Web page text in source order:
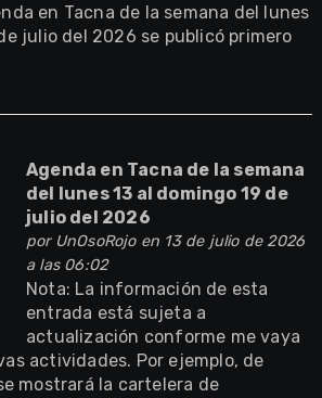
en Tacna de la semana del lunes
julio del 2026 se publicó primero
Agenda en Tacna de la semana
del lunes 13 al domingo 19 de
julio del 2026
por UnOsoRojoen 13 de julio de 2026
a las 06:02
Nota: La información de esta
entrada está sujeta a
actualización conforme me vaya
actividades. Por ejemplo, de
mostrará la cartelera de